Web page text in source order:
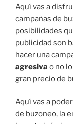
Aquí vas a
campañas de
posibilidades
publicidad son
hacer una
agresiva o no
gran precio de
Aquí vas a
de buzoneo, la